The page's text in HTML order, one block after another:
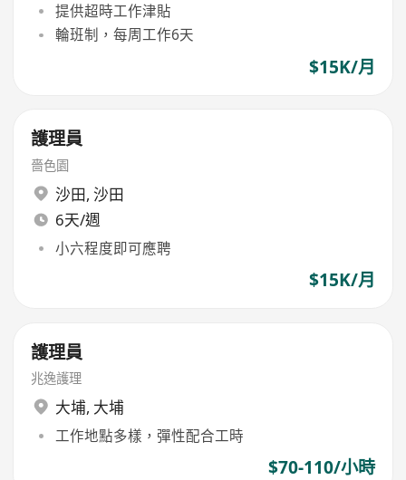
提供超時工作津貼
輪班制，每周工作6天
$15K/月
護理員
嗇色園
沙田, 沙田
6天/週
小六程度即可應聘
$15K/月
護理員
兆逸護理
大埔, 大埔
工作地點多樣，彈性配合工時
$70-110/小時